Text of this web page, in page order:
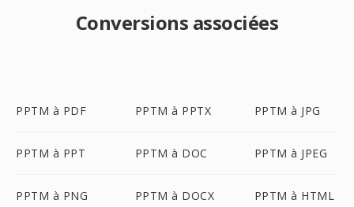
Conversions associées
PPTM à PDF PPTM à PPTX PPTM à JPG
PPTM à PPT PPTM à DOC PPTM à JPEG
PPTM à PNG PPTM à DOCX PPTM à HTML